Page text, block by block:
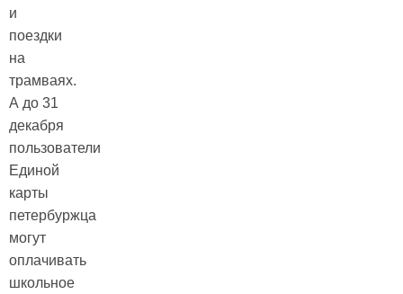
и
поездки
на
трамваях.
А до 31
декабря
пользователи
Единой
карты
петербуржца
могут
оплачивать
школьное